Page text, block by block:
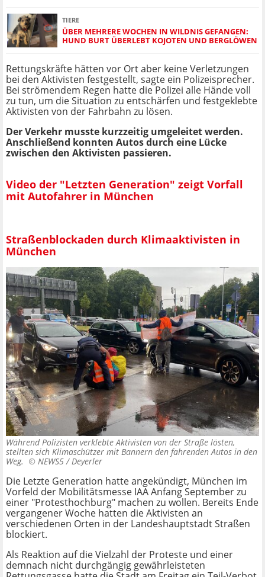
TIERE
ÜBER MEHRERE WOCHEN IN WILDNIS GEFANGEN:
HUND BURT ÜBERLEBT KOJOTEN UND BERGLÖWEN
Rettungskräfte hätten vor Ort aber keine Verletzungen
bei den Aktivisten festgestellt, sagte ein Polizeisprecher.
Bei strömendem Regen hatte die Polizei alle Hände voll
zu tun, um die Situation zu entschärfen und festgeklebte
Aktivisten von der Fahrbahn zu lösen.
Der Verkehr musste kurzzeitig umgeleitet werden.
Anschließend konnten Autos durch eine Lücke
zwischen den Aktivisten passieren.
Video der "Letzten Generation" zeigt Vorfall
mit Autofahrer in München
Straßenblockaden durch Klimaaktivisten in
München
Während Polizisten verklebte Aktivisten von der Straße lösten,
stellten sich Klimaschützer mit Bannern den fahrenden Autos in den
Weg. © NEWS5 / Deyerler
Die Letzte Generation hatte angekündigt, München im
Vorfeld der Mobilitätsmesse IAA Anfang September zu
einer "Protesthochburg" machen zu wollen. Bereits Ende
vergangener Woche hatten die Aktivisten an
verschiedenen Orten in der Landeshauptstadt Straßen
blockiert.
Als Reaktion auf die Vielzahl der Proteste und einer
demnach nicht durchgängig gewährleisteten